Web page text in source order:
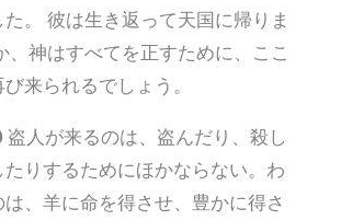
た。 彼は生き返って天国に帰りま
、神はすべてを正すために、ここ
来られるでしょう。
盗人が来るのは、盗んだり、殺し
りするためにほかならない。わ
、羊に命を得させ、豊かに得さ